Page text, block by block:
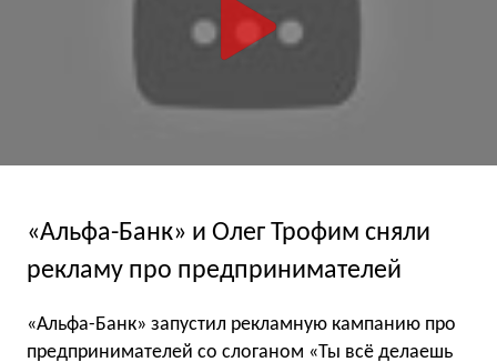
«Альфа-Банк» и Олег Трофим сняли
рекламу про предпринимателей
«Альфа-Банк» запустил рекламную кампанию про
предпринимателей со слоганом «Ты всё делаешь